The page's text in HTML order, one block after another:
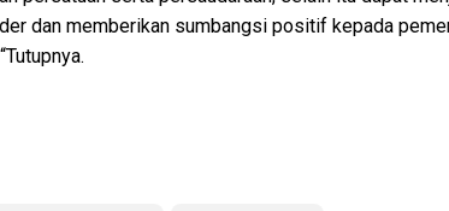
dan memberikan sumbangsi positif kepada